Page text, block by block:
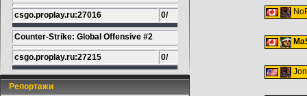
csgo.proplay.ru:27016 0/
Counter-Strike: Global Offensive #2
csgo.proplay.ru:27215 0/
Репортажи